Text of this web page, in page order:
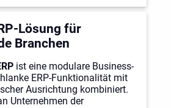
Lösung für
Branchen
ist eine modulare Business-
ERP-Funktionalität mit
Ausrichtung kombiniert.
Unternehmen der